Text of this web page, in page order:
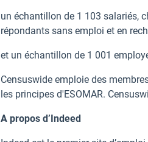
un échantillon de 1 103 salariés,
répondants sans emploi et en
et un échantillon de 1 001
Censuswide emploie des
les principes d'ESOMAR.
A propos d’Indeed